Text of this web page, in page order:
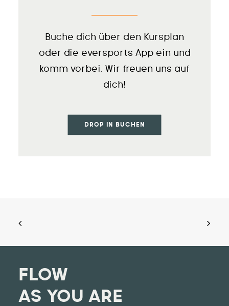
Buche dich über den Kursplan
oder die eversports App ein und
komm vorbei. Wir freuen uns auf
dich!
DROP IN BUCHEN
FLOW
AS YOU ARE